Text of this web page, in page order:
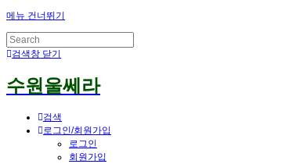
메뉴 건너뛰기
검색창 닫기
수원울쎄라
검색
로그인/회원가입
로그인
회원가입